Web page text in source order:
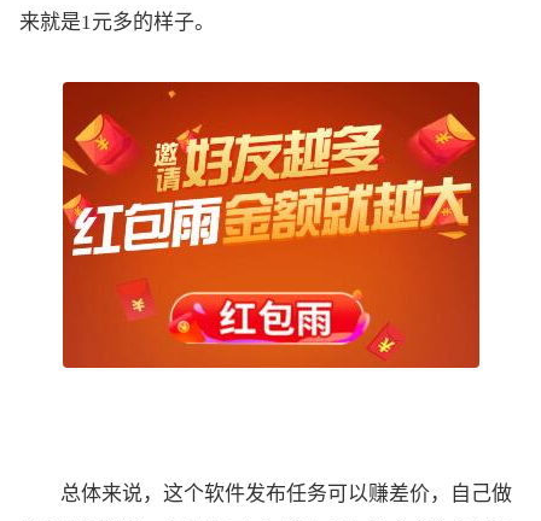
来就是1元多的样子。
总体来说，这个软件发布任务可以赚差价，自己做